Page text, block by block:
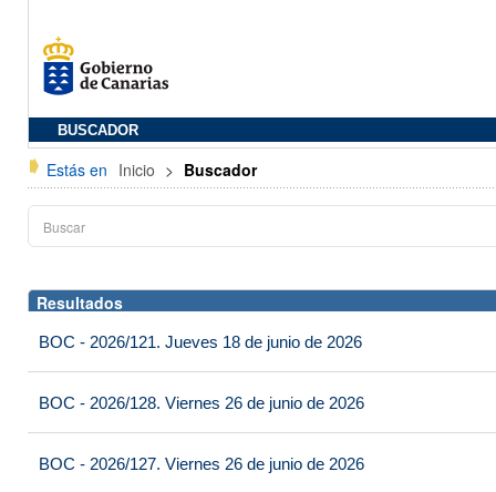
BUSCADOR
Estás en Inicio > Buscador
Resultados
BOC - 2026/121. Jueves 18 de junio de 2026
BOC - 2026/128. Viernes 26 de junio de 2026
BOC - 2026/127. Viernes 26 de junio de 2026